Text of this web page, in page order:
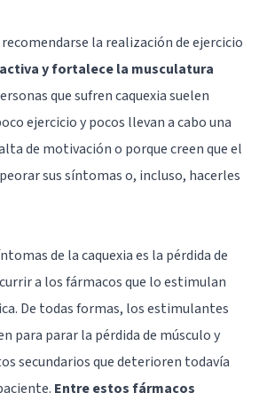
la realización de ejercicio
y fortalece la musculatura
que sufren caquexia suelen
ejercicio y pocos llevan a cabo una
de motivación o porque creen que el
sus síntomas o, incluso, hacerles
de la caquexia es la pérdida de
a los fármacos que lo estimulan
De todas formas, los estimulantes
para parar la pérdida de músculo y
secundarios que deterioren todavía
Entre estos fármacos